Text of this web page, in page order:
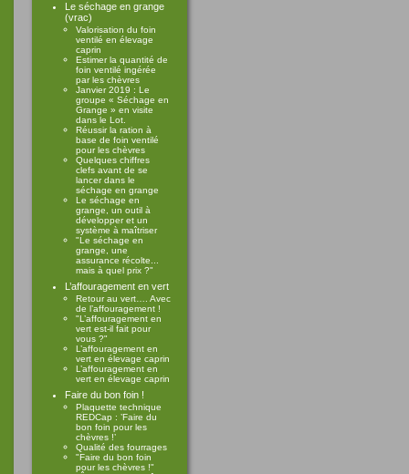
Le séchage en grange
(vrac)
Valorisation du foin
ventilé en élevage
caprin
Estimer la quantité de
foin ventilé ingérée
par les chèvres
Janvier 2019 : Le
groupe « Séchage en
Grange » en visite
dans le Lot.
Réussir la ration à
base de foin ventilé
pour les chèvres
Quelques chiffres
clefs avant de se
lancer dans le
séchage en grange
Le séchage en
grange, un outil à
développer et un
système à maîtriser
"Le séchage en
grange, une
assurance récolte...
mais à quel prix ?"
L’affouragement en vert
Retour au vert…. Avec
de l’affouragement !
"L’affouragement en
vert est-il fait pour
vous ?"
L’affouragement en
vert en élevage caprin
L’affouragement en
vert en élevage caprin
Faire du bon foin !
Plaquette technique
REDCap : ’Faire du
bon foin pour les
chèvres !’
Qualité des fourrages
"Faire du bon foin
pour les chèvres !"